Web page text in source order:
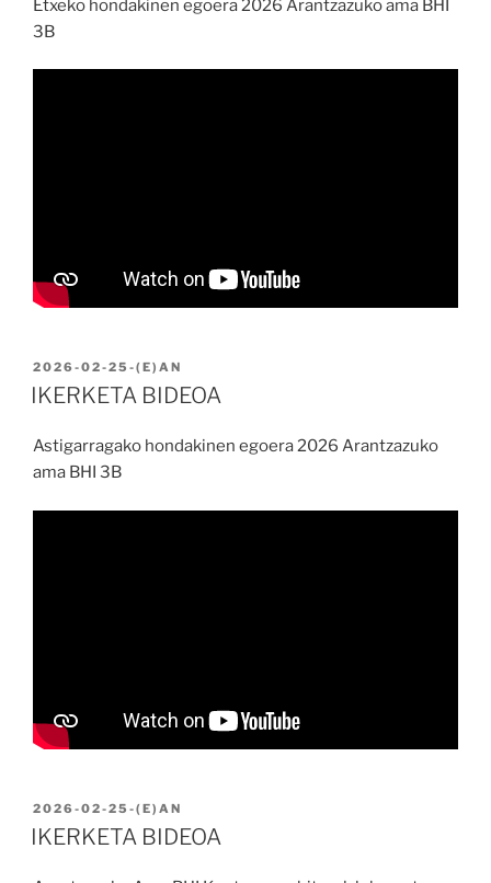
Etxeko hondakinen egoera 2026 Arantzazuko ama BHI
3B
2026-02-25 -(E)AN
IKERKETA BIDEOA
Astigarragako hondakinen egoera 2026 Arantzazuko
ama BHI 3B
2026-02-25 -(E)AN
IKERKETA BIDEOA